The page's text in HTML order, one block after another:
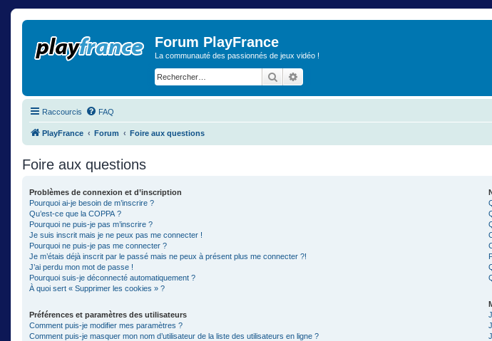
Forum PlayFrance
La communauté des passionnés de jeux vidéo !
Rechercher
Raccourcis FAQ
PlayFrance Forum Foire aux questions
Foire aux questions
Problèmes de connexion et d’inscription
Pourquoi ai-je besoin de m’inscrire ?
Qu’est-ce que la COPPA ?
Pourquoi ne puis-je pas m’inscrire ?
Je suis inscrit mais je ne peux pas me connecter !
Pourquoi ne puis-je pas me connecter ?
Je m’étais déjà inscrit par le passé mais ne peux à présent plus me connecter ?!
J’ai perdu mon mot de passe !
Pourquoi suis-je déconnecté automatiquement ?
À quoi sert « Supprimer les cookies » ?
Préférences et paramètres des utilisateurs
Comment puis-je modifier mes paramètres ?
Comment puis-je masquer mon nom d’utilisateur de la liste des utilisateurs en ligne ?